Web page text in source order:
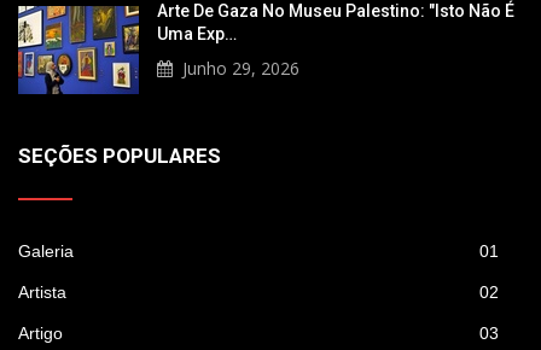
Arte De Gaza No Museu Palestino: "Isto Não É
Uma Exp…
Junho 29, 2026
SEÇÕES POPULARES
Galeria 01
Artista 02
Artigo 03